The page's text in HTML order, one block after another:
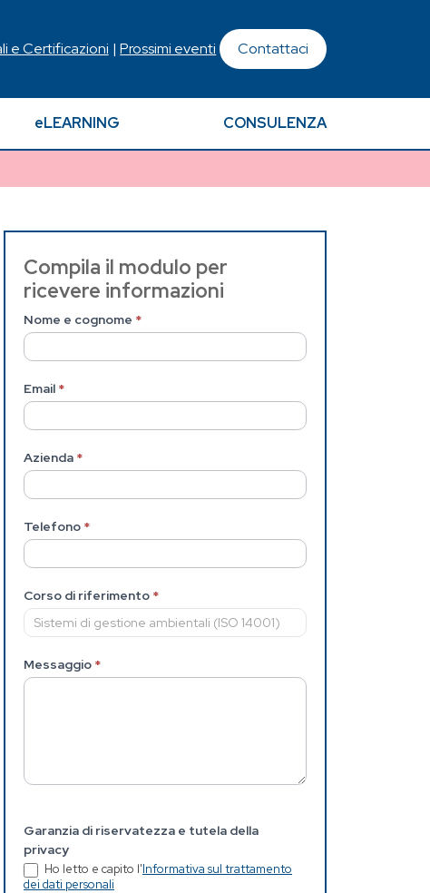
e Certificazioni | Prossimi eventi Contattaci
eLEARNING CONSULENZA
Contattaci
(Pagina
interna)
Compila il modulo per
ricevere informazioni
Nome e cognome *
Email *
Azienda *
Telefono *
Corso di riferimento *
Messaggio *
Garanzia di riservatezza e tutela della
privacy
Ho letto e capito l'Informativa sul trattamento
dei dati personali